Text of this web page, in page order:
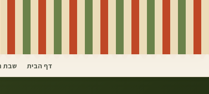
דף הבית שבת